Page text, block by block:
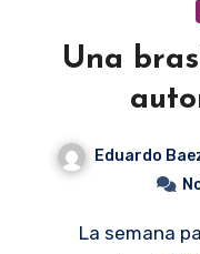
Una
Eduardo
La semana pasada se hizo entrega del